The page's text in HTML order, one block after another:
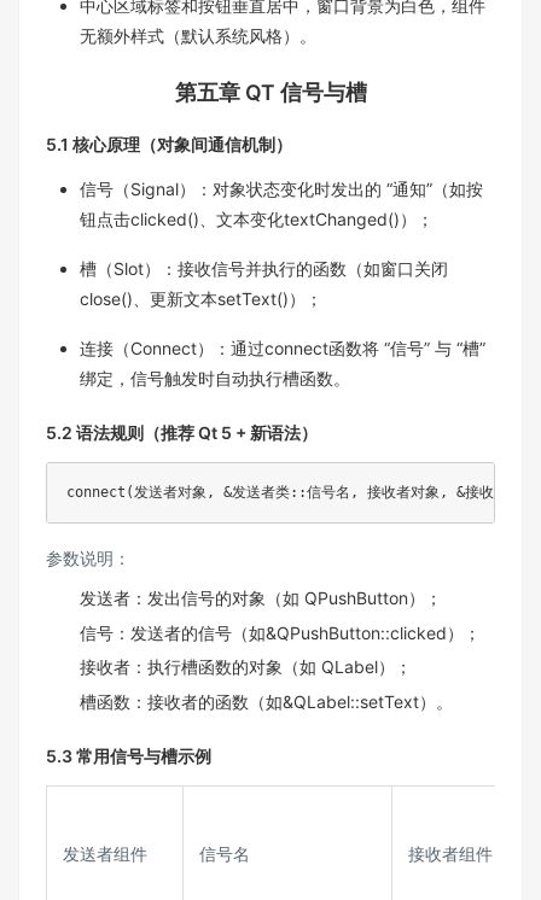
中心区域标签和按钮垂直居中，窗口背景为白色，组件
无额外样式（默认系统风格）。
第五章 QT 信号与槽
5.1 核心原理（对象间通信机制）​
信号（Signal）：对象状态变化时发出的 “通知”（如按
钮点击clicked()、文本变化textChanged()）；​
槽（Slot）：接收信号并执行的函数（如窗口关闭
close()、更新文本setText()）；​
连接（Connect）：通过connect函数将 “信号” 与 “槽”
绑定，信号触发时自动执行槽函数。
5.2 语法规则（推荐 Qt 5 + 新语法）
connect(发送者对象, &发送者类::信号名, 接收者对象, &接收者类
参数说明：​
发送者：发出信号的对象（如 QPushButton）；​
信号：发送者的信号（如&QPushButton::clicked）；​
接收者：执行槽函数的对象（如 QLabel）；​
槽函数：接收者的函数（如&QLabel::setText）。
5.3 常用信号与槽示例​
发送者组件​ 信号名​ 接收者组件​